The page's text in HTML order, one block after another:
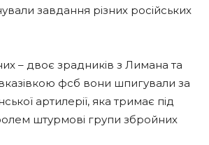
завдання різних російських
– двоє зрадників з Лимана та
фсб вони шпигували за
артилерії, яка тримає під
штурмові групи збройних